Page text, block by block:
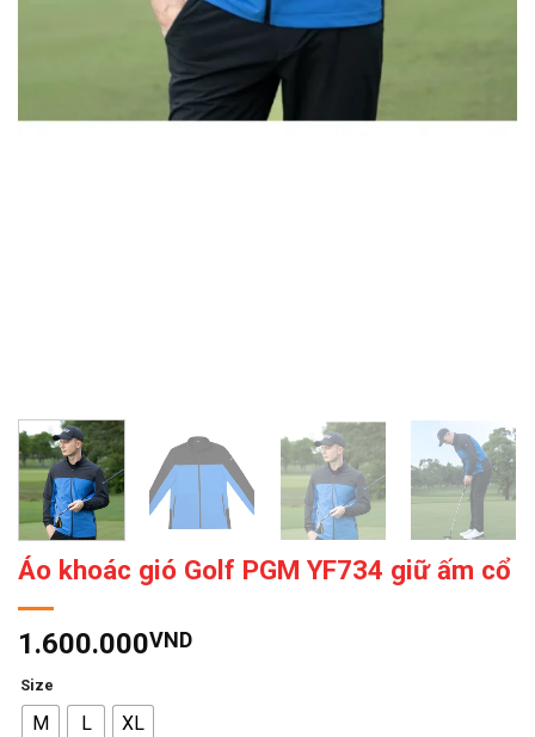
Áo khoác gió Golf PGM YF734 giữ ấm cổ
1.600.000VND
Size
M L XL